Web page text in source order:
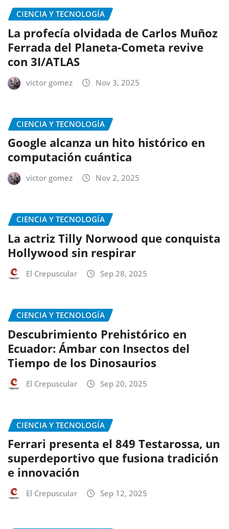
CIENCIA Y TECNOLOGÍA
La profecía olvidada de Carlos Muñoz
Ferrada del Planeta-Cometa revive
con 3I/ATLAS
victor gomez Nov 3, 2025
CIENCIA Y TECNOLOGÍA
Google alcanza un hito histórico en
computación cuántica
victor gomez Nov 2, 2025
CIENCIA Y TECNOLOGÍA
La actriz Tilly Norwood que conquista
Hollywood sin respirar
El Crepuscular Sep 28, 2025
CIENCIA Y TECNOLOGÍA
Descubrimiento Prehistórico en
Ecuador: Ámbar con Insectos del
Tiempo de los Dinosaurios
El Crepuscular Sep 20, 2025
CIENCIA Y TECNOLOGÍA
Ferrari presenta el 849 Testarossa, un
superdeportivo que fusiona tradición
e innovación
El Crepuscular Sep 12, 2025